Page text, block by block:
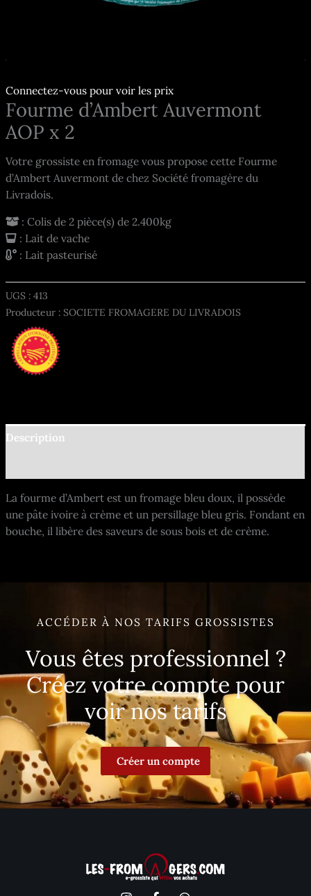
Connectez-vous pour voir les prix
Fourme d’Ambert Auvermont
AOP x 2
Votre grossiste en fromage vous propose cette Fourme
d’Ambert Auvermont de chez Société fromagère du
Livradois.
: Colis de 2 pièce(s) de 2.400kg
: Lait de vache
: Lait pasteurisé
UGS :413
Producteur : SOCIETE FROMAGERE DU LIVRADOIS
Description
La fourme d’Ambert est un fromage bleu doux, il possède
une pâte ivoire à crème et un persillage bleu gris. Fondant en
bouche, il libère des saveurs de sous bois et de crème.
ACCÉDER À NOS TARIFS GROSSISTES
Vous êtes professionnel ?
Créez votre compte pour
voir nos tarifs
Créer un compte